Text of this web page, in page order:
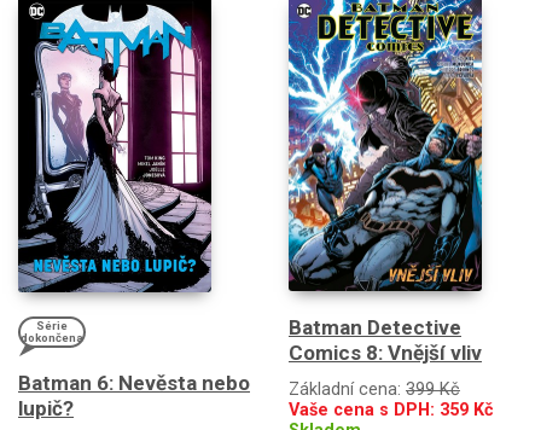
Série
dokončena
Batman 6: Nevěsta nebo
lupič?
Batman Detective
Comics 8: Vnější vliv
Základní cena: 399 Kč
Vaše cena s DPH: 359 Kč